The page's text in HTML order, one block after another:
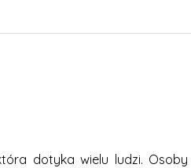
dotyka wielu ludzi.